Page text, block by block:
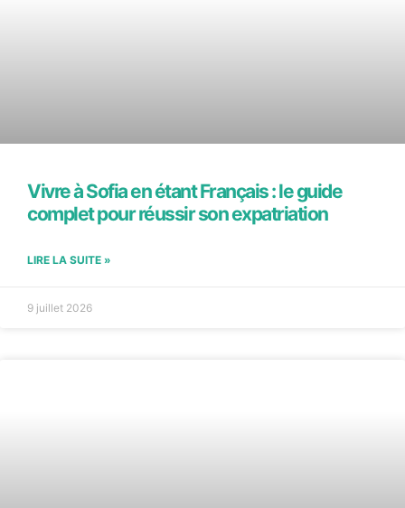
Vivre à Sofia en étant Français : le guide
complet pour réussir son expatriation
LIRE LA SUITE »
9 juillet 2026